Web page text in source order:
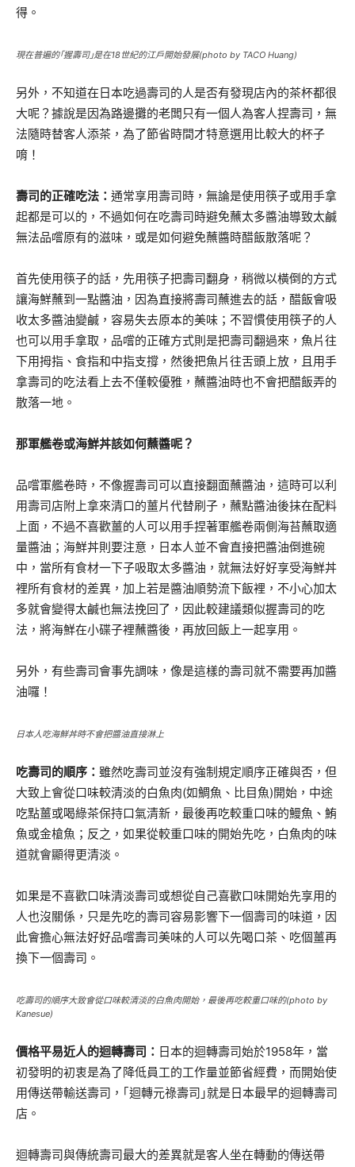
得。
現在普遍的｢握壽司｣是在18世紀的江戶開始發展(photo by TACO Huang)
另外，不知道在日本吃過壽司的人是否有發現店內的茶杯都很
大呢？據說是因為路邊攤的老闆只有一個人為客人捏壽司，無
法隨時替客人添茶，為了節省時間才特意選用比較大的杯子
唷！
壽司的正確吃法： 通常享用壽司時，無論是使用筷子或用手拿
起都是可以的，不過如何在吃壽司時避免蘸太多醬油導致太鹹
無法品嚐原有的滋味，或是如何避免蘸醬時醋飯散落呢？
首先使用筷子的話，先用筷子把壽司翻身，稍微以橫倒的方式
讓海鮮蘸到一點醬油，因為直接將壽司蘸進去的話，醋飯會吸
收太多醬油變鹹，容易失去原本的美味；不習慣使用筷子的人
也可以用手拿取，品嚐的正確方式則是把壽司翻過來，魚片往
下用拇指、食指和中指支撐，然後把魚片往舌頭上放，且用手
拿壽司的吃法看上去不僅較優雅，蘸醬油時也不會把醋飯弄的
散落一地。
那軍艦卷或海鮮丼該如何蘸醬呢？
品嚐軍艦卷時，不像握壽司可以直接翻面蘸醬油，這時可以利
用壽司店附上拿來清口的薑片代替刷子，蘸點醬油後抹在配料
上面，不過不喜歡薑的人可以用手捏著軍艦卷兩側海苔蘸取適
量醬油；海鮮丼則要注意，日本人並不會直接把醬油倒進碗
中，當所有食材一下子吸取太多醬油，就無法好好享受海鮮丼
裡所有食材的差異，加上若是醬油順勢流下飯裡，不小心加太
多就會變得太鹹也無法挽回了，因此較建議類似握壽司的吃
法，將海鮮在小碟子裡蘸醬後，再放回飯上一起享用。
另外，有些壽司會事先調味，像是這樣的壽司就不需要再加醬
油囉！
日本人吃海鮮丼時不會把醬油直接淋上
吃壽司的順序 ： 雖然吃壽司並沒有強制規定順序正確與否，但
大致上會從口味較清淡的白魚肉(如鯛魚、比目魚)開始，中途
吃點薑或喝綠茶保持口氣清新，最後再吃較重口味的鰻魚、鮪
魚或金槍魚；反之，如果從較重口味的開始先吃，白魚肉的味
道就會顯得更清淡。
如果是不喜歡口味清淡壽司或想從自己喜歡口味開始先享用的
人也沒關係，只是先吃的壽司容易影響下一個壽司的味道，因
此會擔心無法好好品嚐壽司美味的人可以先喝口茶、吃個薑再
換下一個壽司。
吃壽司的順序大致會從口味較清淡的白魚肉開始，最後再吃較重口味的(photo by
Kanesue)
價格平易近人的迴轉壽司： 日本的迴轉壽司始於1958年，當
初發明的初衷是為了降低員工的工作量並節省經費，而開始使
用傳送帶輸送壽司，｢迴轉元祿壽司｣就是日本最早的迴轉壽司
店。
迴轉壽司與傳統壽司最大的差異就是客人坐在轉動的傳送帶